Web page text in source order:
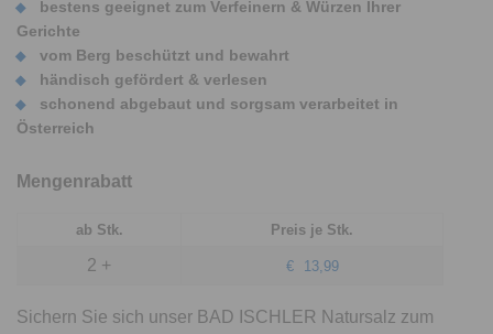
bestens geeignet zum Verfeinern & Würzen Ihrer
Gerichte
vom Berg beschützt und bewahrt
händisch gefördert & verlesen
schonend abgebaut und sorgsam verarbeitet in
Österreich
Mengenrabatt
ab Stk. Preis je Stk.
2 + € 13,99
Sichern Sie sich unser BAD ISCHLER Natursalz zum